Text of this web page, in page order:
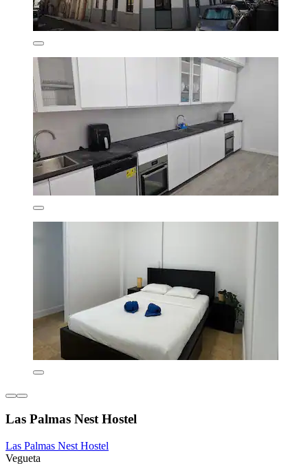
Las Palmas Nest Hostel
Las Palmas Nest Hostel
Vegueta